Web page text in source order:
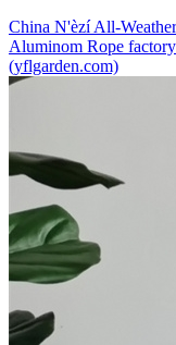
China N'èzí All-
Aluminom Rope
(yflgarden.com)